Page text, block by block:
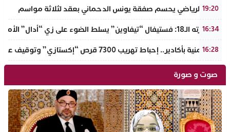
19:20
الرجاء الرياضي يحسم صفقة يونس الدحماني بعقد لثلاثة مواسم
16:34
في دورته الـ18: فستيفال “تيفاوين” يسلط الضوء على زي “أدال” الأمازيغي ويكرم رائدات التطريز والتصميم بالـأطلس الصغير
16:28
ضربة أمنية بأكادير.. إحباط تهريب 7300 قرص “إكستازي” وتوقيف عنصرين من ذوي السوابق
صوت و صورة